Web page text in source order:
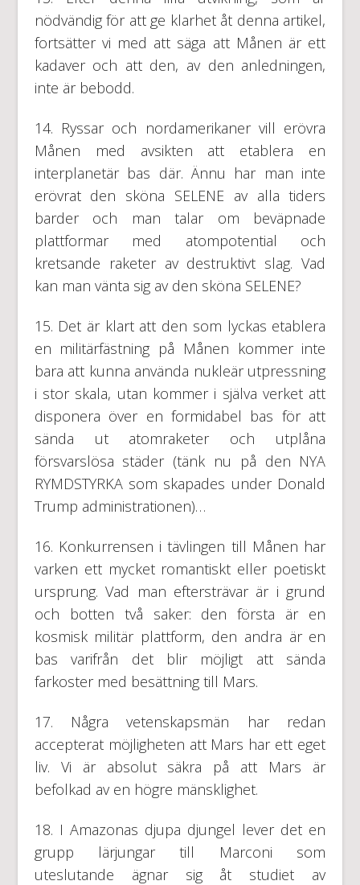
nödvändig för att ge klarhet åt denna artikel,
fortsätter vi med att säga att Månen är ett
kadaver och att den, av den anledningen,
inte är bebodd.
14. Ryssar och nordamerikaner vill erövra
Månen med avsikten att etablera en
interplanetär bas där. Ännu har man inte
erövrat den sköna SELENE av alla tiders
barder och man talar om beväpnade
plattformar med atompotential och
kretsande raketer av destruktivt slag. Vad
kan man vänta sig av den sköna SELENE?
15. Det är klart att den som lyckas etablera
en militärfästning på Månen kommer inte
bara att kunna använda nukleär utpressning
i stor skala, utan kommer i själva verket att
disponera över en formidabel bas för att
sända ut atomraketer och utplåna
försvarslösa städer (tänk nu på den NYA
RYMDSTYRKA som skapades under Donald
Trump administrationen)…
16. Konkurrensen i tävlingen till Månen har
varken ett mycket romantiskt eller poetiskt
ursprung. Vad man eftersträvar är i grund
och botten två saker: den första är en
kosmisk militär plattform, den andra är en
bas varifrån det blir möjligt att sända
farkoster med besättning till Mars.
17. Några vetenskapsmän har redan
accepterat möjligheten att Mars har ett eget
liv. Vi är absolut säkra på att Mars är
befolkad av en högre mänsklighet.
18. I Amazonas djupa djungel lever det en
grupp lärjungar till Marconi som
uteslutande ägnar sig åt studiet av